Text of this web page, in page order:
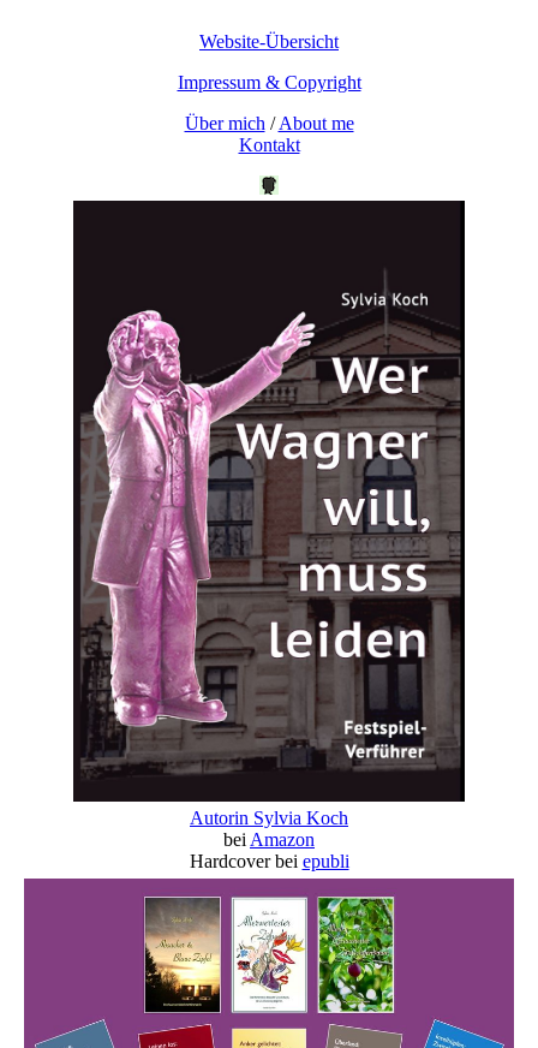
Website-Übersicht
Impressum & Copyright
Über mich /About me
Kontakt
Autorin Sylvia Koch
bei Amazon
Hardcover bei epubli